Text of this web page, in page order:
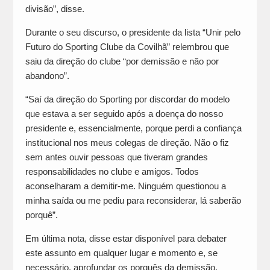
divisão”, disse.
Durante o seu discurso, o presidente da lista “Unir pelo
Futuro do Sporting Clube da Covilhã” relembrou que
saiu da direção do clube “por demissão e não por
abandono”.
“Saí da direção do Sporting por discordar do modelo
que estava a ser seguido após a doença do nosso
presidente e, essencialmente, porque perdi a confiança
institucional nos meus colegas de direção. Não o fiz
sem antes ouvir pessoas que tiveram grandes
responsabilidades no clube e amigos. Todos
aconselharam a demitir-me. Ninguém questionou a
minha saída ou me pediu para reconsiderar, lá saberão
porquê”.
Em última nota, disse estar disponível para debater
este assunto em qualquer lugar e momento e, se
necessário, aprofundar os porquês da demissão.